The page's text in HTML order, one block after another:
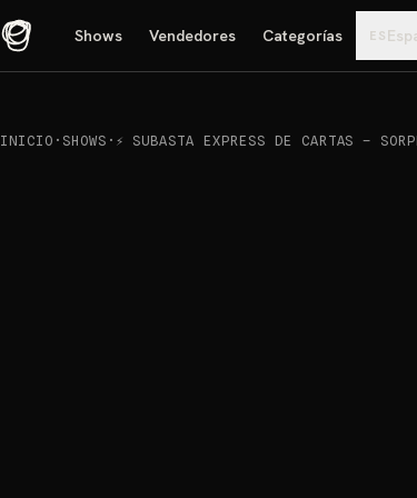
Shows Vendedores Categorías ES
INICIO · SHOWS · ⚡ SUBASTA EXPRESS DE CARTAS –